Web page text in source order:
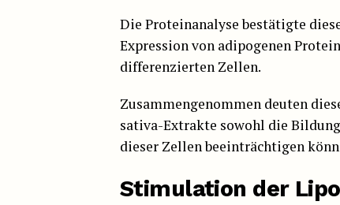
Die Proteinanalyse bestätigte
Expression von adipogenen
differenzierten Zellen.
Zusammengenommen deuten
sativa-Extrakte sowohl die
dieser Zellen beeinträchtigen
Stimulation der